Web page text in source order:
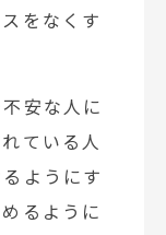
をなくす
安な人に
ている人
ようにす
るように